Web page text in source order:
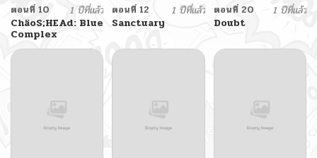
ตอนที่ 10
1 ปีที่แล้ว
ChäoS;HEAd: Blue
Complex
ตอนที่ 12
1 ปีที่แล้ว
Sanctuary
ตอนที่ 20
1 ปีที่แล้ว
Doubt